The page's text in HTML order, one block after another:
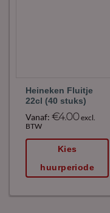
Heineken Fluitje
22cl (40 stuks)
Vanaf:€4.00excl.
BTW
Kies
huurperiode